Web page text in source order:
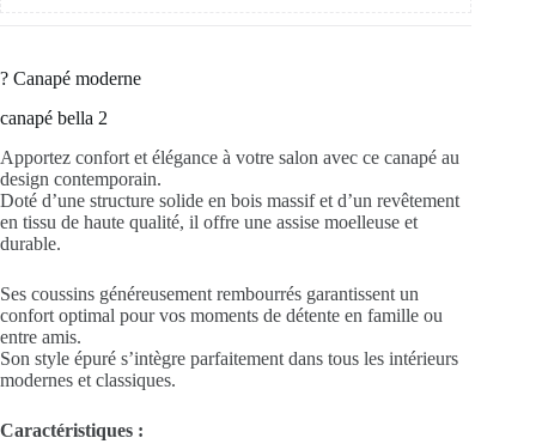
?️ Canapé moderne
canapé bella 2
Apportez confort et élégance à votre salon avec ce canapé au
design contemporain.
Doté d’une structure solide en bois massif et d’un revêtement
en tissu de haute qualité, il offre une assise moelleuse et
durable.
Ses coussins généreusement rembourrés garantissent un
confort optimal pour vos moments de détente en famille ou
entre amis.
Son style épuré s’intègre parfaitement dans tous les intérieurs
modernes et classiques.
Caractéristiques :